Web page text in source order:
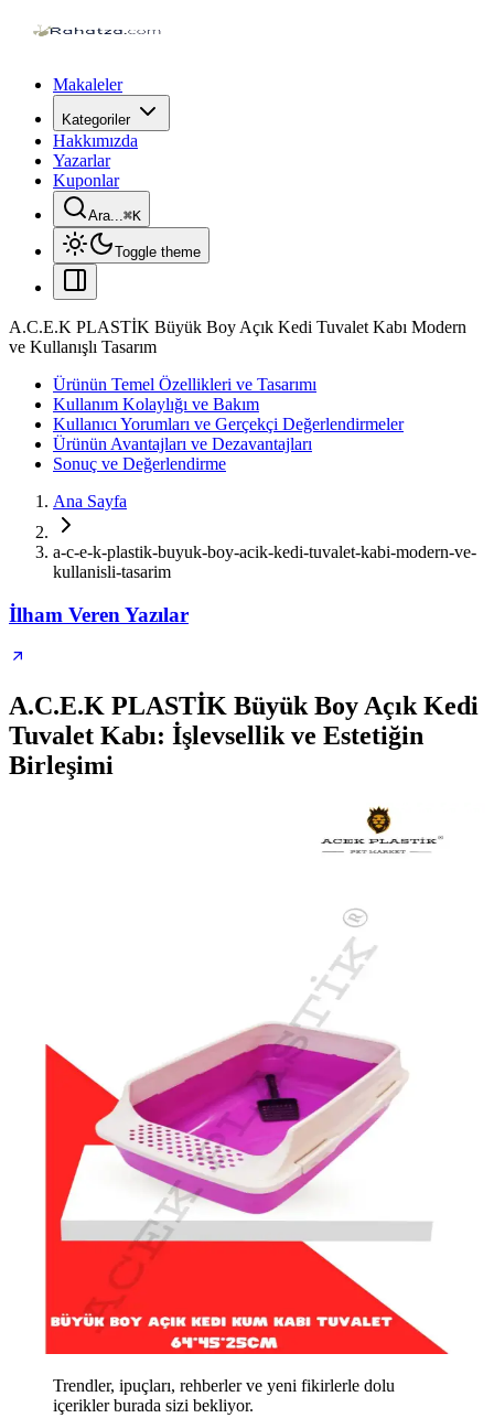
Makaleler
Kategoriler
Hakkımızda
Yazarlar
Kuponlar
Ara...⌘K
Toggle theme
A.C.E.K PLASTİK Büyük Boy Açık Kedi Tuvalet Kabı Modern
ve Kullanışlı Tasarım
Ürünün Temel Özellikleri ve Tasarımı
Kullanım Kolaylığı ve Bakım
Kullanıcı Yorumları ve Gerçekçi Değerlendirmeler
Ürünün Avantajları ve Dezavantajları
Sonuç ve Değerlendirme
Ana Sayfa
a-c-e-k-plastik-buyuk-boy-acik-kedi-tuvalet-kabi-modern-ve-
kullanisli-tasarim
İlham Veren Yazılar
A.C.E.K PLASTİK Büyük Boy Açık Kedi
Tuvalet Kabı: İşlevsellik ve Estetiğin
Birleşimi
Trendler, ipuçları, rehberler ve yeni fikirlerle dolu
içerikler burada sizi bekliyor.